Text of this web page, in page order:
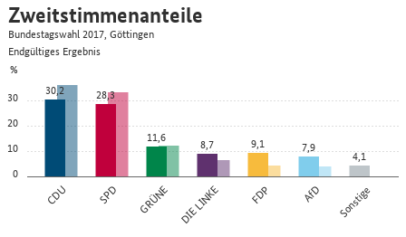
0
10
20
30
%
CDU SPD GRÜNE DIE LINKE FDP AfD Sonstige
30,2 28,3
11,6 8,7 9,1 7,9
4,1
Zweitstimmenanteile
Bundestagswahl 2017, Göttingen
Endgültiges Ergebnis